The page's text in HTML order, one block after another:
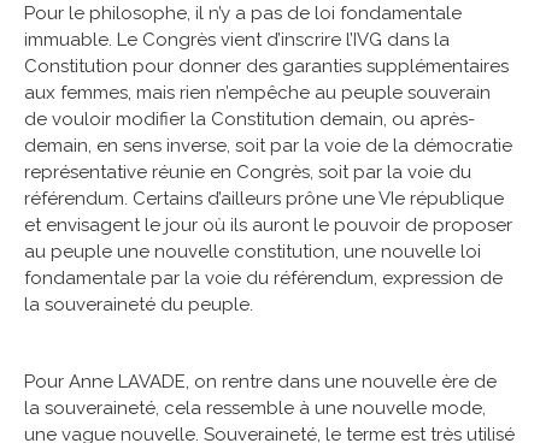
Pour le philosophe, il n’y a pas de loi fondamentale
immuable. Le Congrès vient d’inscrire l’IVG dans la
Constitution pour donner des garanties supplémentaires
aux femmes, mais rien n’empêche au peuple souverain
de vouloir modifier la Constitution demain, ou après-
demain, en sens inverse, soit par la voie de la démocratie
représentative réunie en Congrès, soit par la voie du
référendum. Certains d’ailleurs prône une VIe république
et envisagent le jour où ils auront le pouvoir de proposer
au peuple une nouvelle constitution, une nouvelle loi
fondamentale par la voie du référendum, expression de
la souveraineté du peuple.
Pour Anne LAVADE, on rentre dans une nouvelle ère de
la souveraineté, cela ressemble à une nouvelle mode,
une vague nouvelle. Souveraineté, le terme est très utilisé